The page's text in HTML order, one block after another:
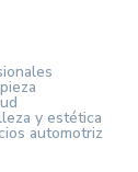
y estética
automotriz
de tu flujo de